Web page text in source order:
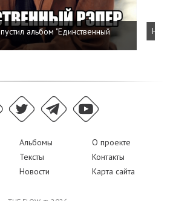
альбом "Единственный
Альбомы
О проекте
Тексты
Контакты
Новости Карта сайта